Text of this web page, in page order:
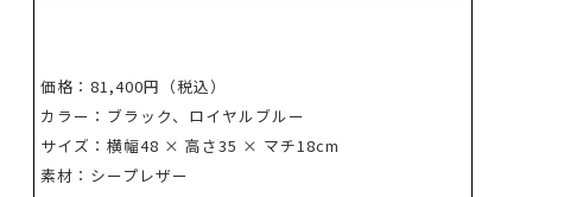
価格：81,400円（税込）
カラー：ブラック、ロイヤルブルー
サイズ：横幅48 × 高さ35 × マチ18cm
素材：シープレザー